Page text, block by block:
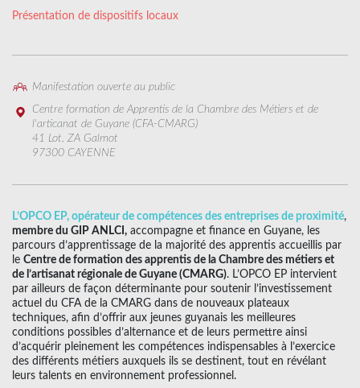
Présentation de dispositifs locaux
Manifestation ouverte au public
Centre formation de Apprentis de la Chambre des Métiers et de
l'articanat de Guyane (CFA-CMARG)
41 Lot. ZA Galmot
97300 CAYENNE
L’OPCO EP, opérateur de compétences des entreprises de proximité,
membre du GIP ANLCI, accompagne et finance en Guyane, les
parcours d’apprentissage de la majorité des apprentis accueillis par
le Centre de formation des apprentis de la Chambre des métiers et
de l’artisanat régionale de Guyane (CMARG). L’OPCO EP intervient
par ailleurs de façon déterminante pour soutenir l’investissement
actuel du CFA de la CMARG dans de nouveaux plateaux
techniques, afin d’offrir aux jeunes guyanais les meilleures
conditions possibles d’alternance et de leurs permettre ainsi
d’acquérir pleinement les compétences indispensables à l’exercice
des différents métiers auxquels ils se destinent, tout en révélant
leurs talents en environnement professionnel.